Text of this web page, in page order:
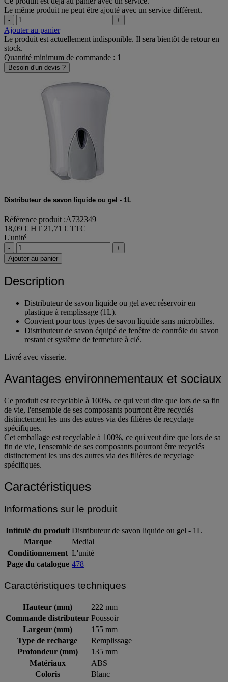
Ce produit est déjà au panier avec un service.
Le même produit ne peut être ajouté avec un service différent.
- +
Ajouter au panier
Le produit est actuellement indisponible. Il sera bientôt de retour en
stock.
Quantité minimum de commande : 1
Besoin d'un devis ?
Référence produit :A732349
18,09 € HT
L'unité
-
Description
Distributeur de savon liquide ou gel avec réservoir en
plastique à remplissage (1L).
Convient pour tous types de savon liquide sans microbilles.
Distributeur de savon équipé de fenêtre de contrôle du savon
Avantages environnementaux et sociaux
Ce produit est recyclable à 100%, ce qui veut dire que lors de sa fin
de vie, l'ensemble de ses composants pourront être recyclés
distinctement les uns des autres via des filières de recyclage
spécifiques.
Cet emballage est recyclable à 100%, ce qui veut dire que lors de sa
fin de vie, l'ensemble de ses composants pourront être recyclés
distinctement les uns des autres via des filières de recyclage
Caractéristiques
Informations sur le produit
Intitulé du produit
Distributeur de savon liquide ou gel - 1L
Marque
Medial
Conditionnement
L'unité
Caractéristiques techniques
Hauteur (mm)
222 mm
Commande distributeur
Poussoir
Largeur (mm)
155 mm
Type de recharge
Remplissage
Profondeur (mm)
135 mm
Matériaux
ABS